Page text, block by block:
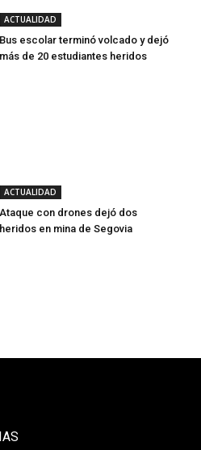
ACTUALIDAD
Bus escolar terminó volcado y dejó
más de 20 estudiantes heridos
ACTUALIDAD
Ataque con drones dejó dos
heridos en mina de Segovia